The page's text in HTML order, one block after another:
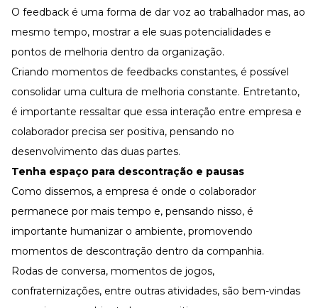
O feedback é uma forma de dar voz ao trabalhador mas, ao
mesmo tempo, mostrar a ele suas potencialidades e
pontos de melhoria dentro da organização.
Criando momentos de feedbacks constantes, é possível
consolidar uma cultura de melhoria constante. Entretanto,
é importante ressaltar que essa interação entre empresa e
colaborador precisa ser positiva, pensando no
desenvolvimento das duas partes.
Tenha espaço para descontração e pausas
Como dissemos, a empresa é onde o colaborador
permanece por mais tempo e, pensando nisso, é
importante humanizar o ambiente, promovendo
momentos de descontração dentro da companhia.
Rodas de conversa, momentos de jogos,
confraternizações, entre outras atividades, são bem-vindas